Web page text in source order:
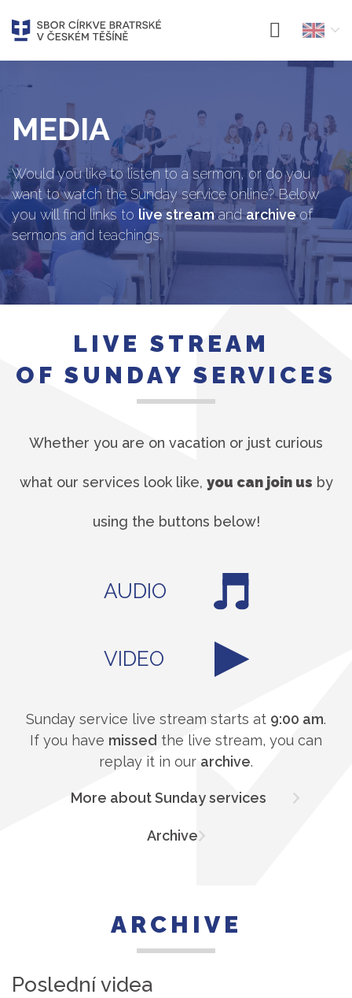
MEDIA
Would you like to listen to a sermon, or do you
want to watch the Sunday service online? Below
you will find links to live streamandarchiveof
sermons and teachings.
LIVE STREAM
OF SUNDAY SERVICES
Whether you are on vacation or just curious
what our services look like, you can join us by
using the buttons below!
AUDIO
VIDEO
Sunday service live stream starts at 9:00 am.
If you have missed the live stream, you can
replay it in our archive.
More about Sunday services
Archive
ARCHIVE
Poslední videa